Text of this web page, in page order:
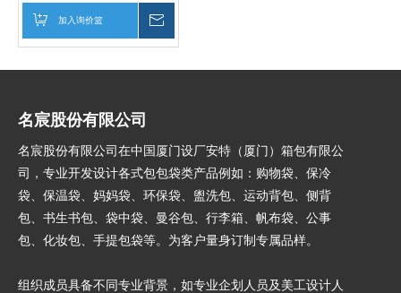
加入询价篮
名宸股份有限公司
名宸股份有限公司在中国厦门设厂安特（厦门）箱包有限公
司，专业开发设计各式包包袋类产品例如：购物袋、保冷
袋、保温袋、妈妈袋、环保袋、盥洗包、运动背包、侧背
包、书生书包、袋中袋、曼谷包、行李箱、帆布袋、公事
包、化妆包、手提包袋等。为客户量身订制专属品样。
组织成员具备不同专业背景，如专业企划人员及美工设计人